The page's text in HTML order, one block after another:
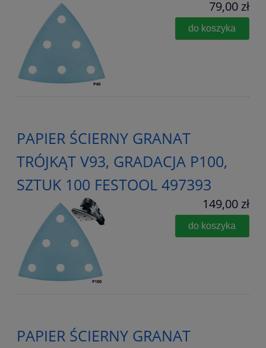
79,00 zł
do koszyka
PAPIER ŚCIERNY GRANAT
TRÓJKĄT V93, GRADACJA P100,
SZTUK 100 FESTOOL 497393
149,00 zł
do koszyka
PAPIER ŚCIERNY GRANAT